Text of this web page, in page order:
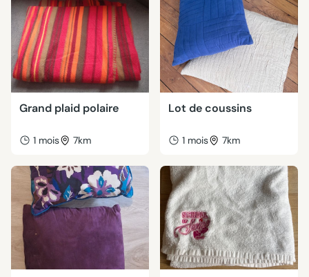
Grand plaid polaire
1 mois 7km
Lot de coussins
1 mois 7km